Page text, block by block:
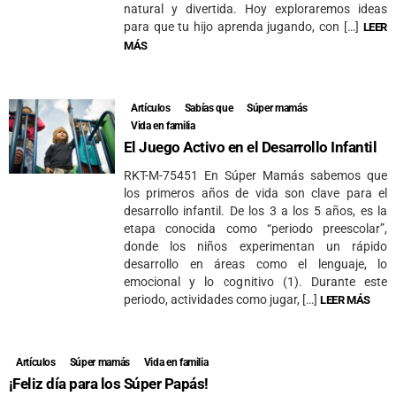
natural y divertida. Hoy exploraremos ideas
para que tu hijo aprenda jugando, con […] LEER
MÁS
Artículos Sabías que
Súper mamás
Vida en familia
El Juego Activo en el Desarrollo Infantil
RKT-M-75451 En Súper Mamás sabemos que
los primeros años de vida son clave para el
desarrollo infantil. De los 3 a los 5 años, es la
etapa conocida como “periodo preescolar”,
donde los niños experimentan un rápido
desarrollo en áreas como el lenguaje, lo
emocional y lo cognitivo (1). Durante este
periodo, actividades como jugar, […] LEER MÁS
Artículos Súper mamás Vida en familia
¡Feliz día para los Súper Papás!